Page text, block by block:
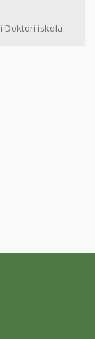
Doktori iskola